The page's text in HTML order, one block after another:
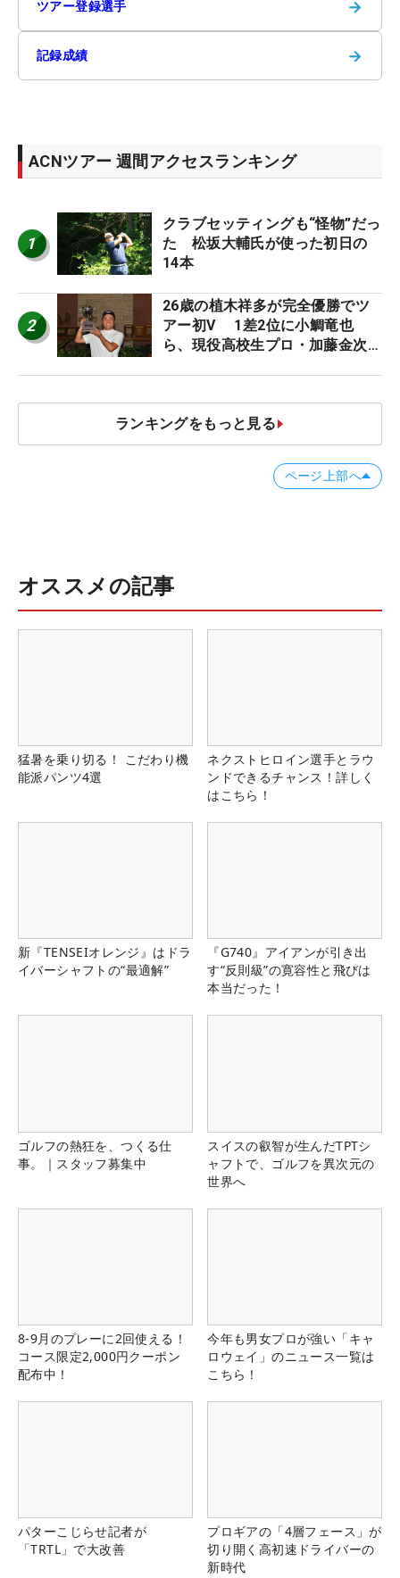
ツアー登録選手 →
記録成績 →
ACNツアー 週間アクセスランキング
1
クラブセッティングも“怪物”だっ
た 松坂大輔氏が使った初日の
14本
2
26歳の植木祥多が完全優勝でツ
アー初V 1差2位に小鯛竜也
ら、現役高校生プロ・加藤金次郎
ランキングをもっと見る
ページ上部へ
オススメの記事
猛暑を乗り切る！ こだわり機
能派パンツ4選
ネクストヒロイン選手とラウ
ンドできるチャンス！詳しく
はこちら！
新『TENSEIオレンジ』はドラ
イバーシャフトの“最適解”
『G740』アイアンが引き出
す“反則級”の寛容性と飛びは
本当だった！
ゴルフの熱狂を、つくる仕
事。｜スタッフ募集中
スイスの叡智が生んだTPTシ
ャフトで、ゴルフを異次元の
世界へ
8-9月のプレーに2回使える！
コース限定2,000円クーポン
配布中！
今年も男女プロが強い「キャ
ロウェイ」のニュース一覧は
こちら！
パターこじらせ記者が
「TRTL」で大改善
プロギアの「4層フェース」が
切り開く高初速ドライバーの
新時代